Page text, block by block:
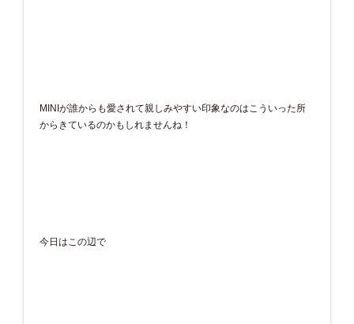
MINIが誰からも愛されて親しみやすい印象なのはこういった所
からきているのかもしれませんね！
今日はこの辺で